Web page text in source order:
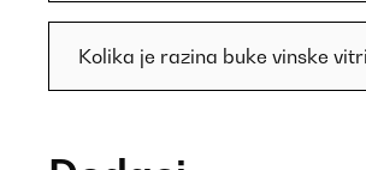
Kolika je razina buke vinske